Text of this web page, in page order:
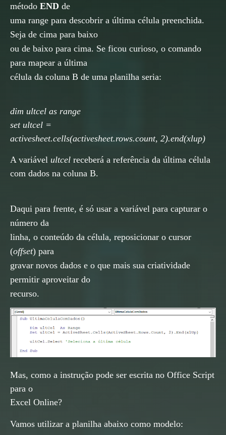
método END de
uma range para descobrir a última célula preenchida.
Seja de cima para baixo
ou de baixo para cima. Se ficou curioso, o comando
para mapear a última
célula da coluna B de uma planilha seria:
dim ultcel as range
set ultcel =
activesheet.cells(activesheet.rows.count, 2).end(xlup)
A variável ultcel receberá a referência da última célula
com dados na coluna B.
Daqui para frente, é só usar a variável para capturar o
número da
linha, o conteúdo da célula, reposicionar o cursor
(offset) para
gravar novos dados e o que mais sua criatividade
permitir aproveitar do
recurso.
Mas, como a instrução pode ser escrita no Office Script
para o
Excel Online?
Vamos utilizar a planilha abaixo como modelo: